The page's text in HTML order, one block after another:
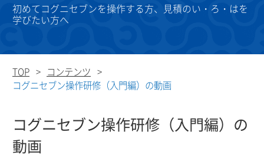
初めてコグニセブンを操作する方、見積のい・ろ・はを
学びたい方へ
TOP
コンテンツ
コグニセブン操作研修（入門編）の動画
コグニセブン操作研修（入門編）の
動画